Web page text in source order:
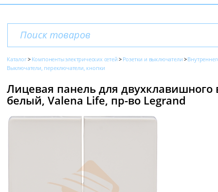
Каталог Компоненты электрических сетей Розетки и выключатели
Выключатели, переключатели, кнопки
Лицевая панель для
белый, Valena Life, пр-во Legrand